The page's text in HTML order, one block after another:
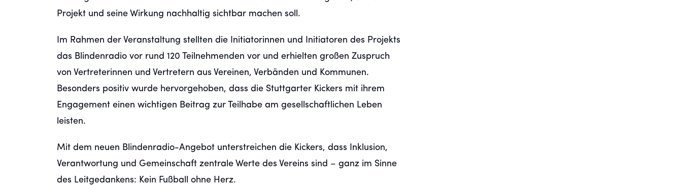
Projekt und seine Wirkung nachhaltig sichtbar machen soll.
Im Rahmen der Veranstaltung stellten die Initiatorinnen und Initiatoren des Projekts
das Blindenradio vor rund 120 Teilnehmenden vor und erhielten großen Zuspruch
von Vertreterinnen und Vertretern aus Vereinen, Verbänden und Kommunen.
Besonders positiv wurde hervorgehoben, dass die Stuttgarter Kickers mit ihrem
Engagement einen wichtigen Beitrag zur Teilhabe am gesellschaftlichen Leben
leisten.
Mit dem neuen Blindenradio-Angebot unterstreichen die Kickers, dass Inklusion,
Verantwortung und Gemeinschaft zentrale Werte des Vereins sind – ganz im Sinne
des Leitgedankens: Kein Fußball ohne Herz.